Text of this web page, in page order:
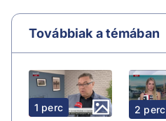
Továbbiak a témában
1 perc 2 perc